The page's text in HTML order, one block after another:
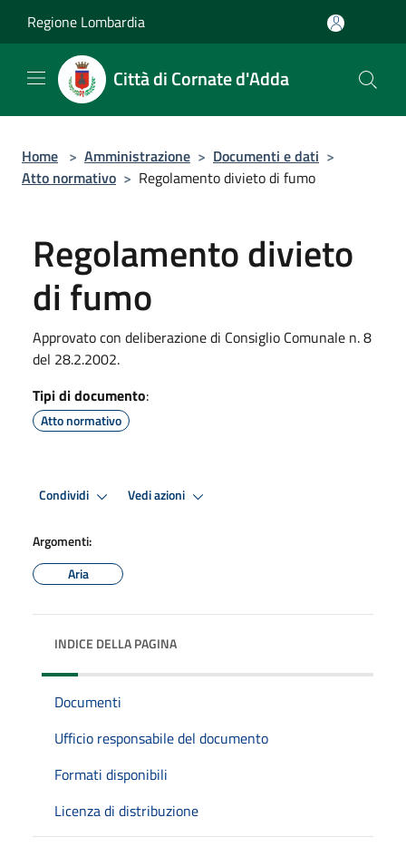
Regione Lombardia
Città di Cornate d'Adda
Home > Amministrazione > Documenti e dati >
Atto normativo > Regolamento divieto di fumo
Regolamento divieto
di fumo
Approvato con deliberazione di Consiglio Comunale n. 8
del 28.2.2002.
Tipi di documento:
Atto normativo
Condividi Vedi azioni
Argomenti:
Aria
INDICE DELLA PAGINA
Documenti
Ufficio responsabile del documento
Formati disponibili
Licenza di distribuzione